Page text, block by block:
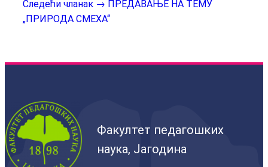
Следећи чланак → ПРЕДАВАЊЕ НА ТЕМУ
„ПРИРОДА СМЕХА“
Факултет педагошких
наука, Јагодина